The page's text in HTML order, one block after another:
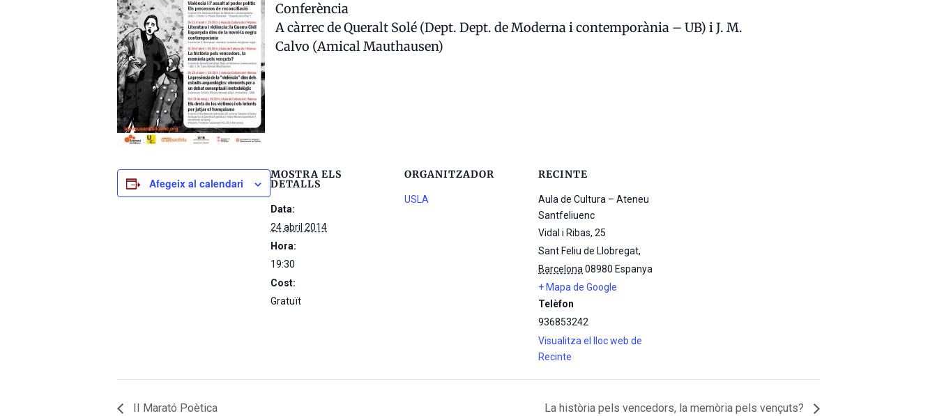
Conferència
A càrrec de Queralt Solé (Dept. Dept. de Moderna i contemporània – UB) i J. M.
Calvo (Amical Mauthausen)
Afegeix al calendari
MOSTRA ELS
DETALLS
Data:
24 abril 2014
Hora:
19:30
Cost:
Gratuït
ORGANITZADOR
USLA
RECINTE
Aula de Cultura – Ateneu
Santfeliuenc
Vidal i Ribas, 25
Sant Feliu de Llobregat,
Barcelona 08980 Espanya
+ Mapa de Google
Telèfon
936853242
Visualitza el lloc web de
Recinte
II Marató Poètica La història pels vencedors, la memòria pels vençuts?